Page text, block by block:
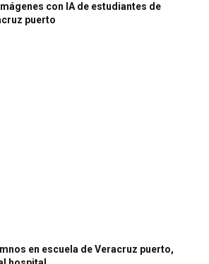
con IA de estudiantes de
puerto
en escuela de Veracruz puerto,